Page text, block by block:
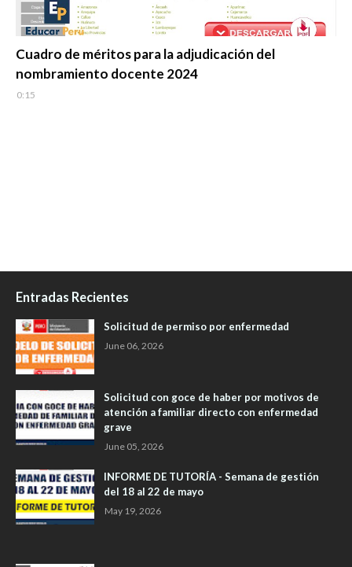
Cuadro de méritos para la adjudicación del
nombramiento docente 2024
0:15
Entradas Recientes
Solicitud de permiso por enfermedad
June 06, 2026
Solicitud con goce de haber por motivos de
atención a familiar directo con enfermedad
grave
June 05, 2026
INFORME DE TUTORÍA - Semana de gestión
del 18 al 22 de mayo
May 19, 2026